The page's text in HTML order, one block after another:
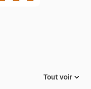
Tout voir